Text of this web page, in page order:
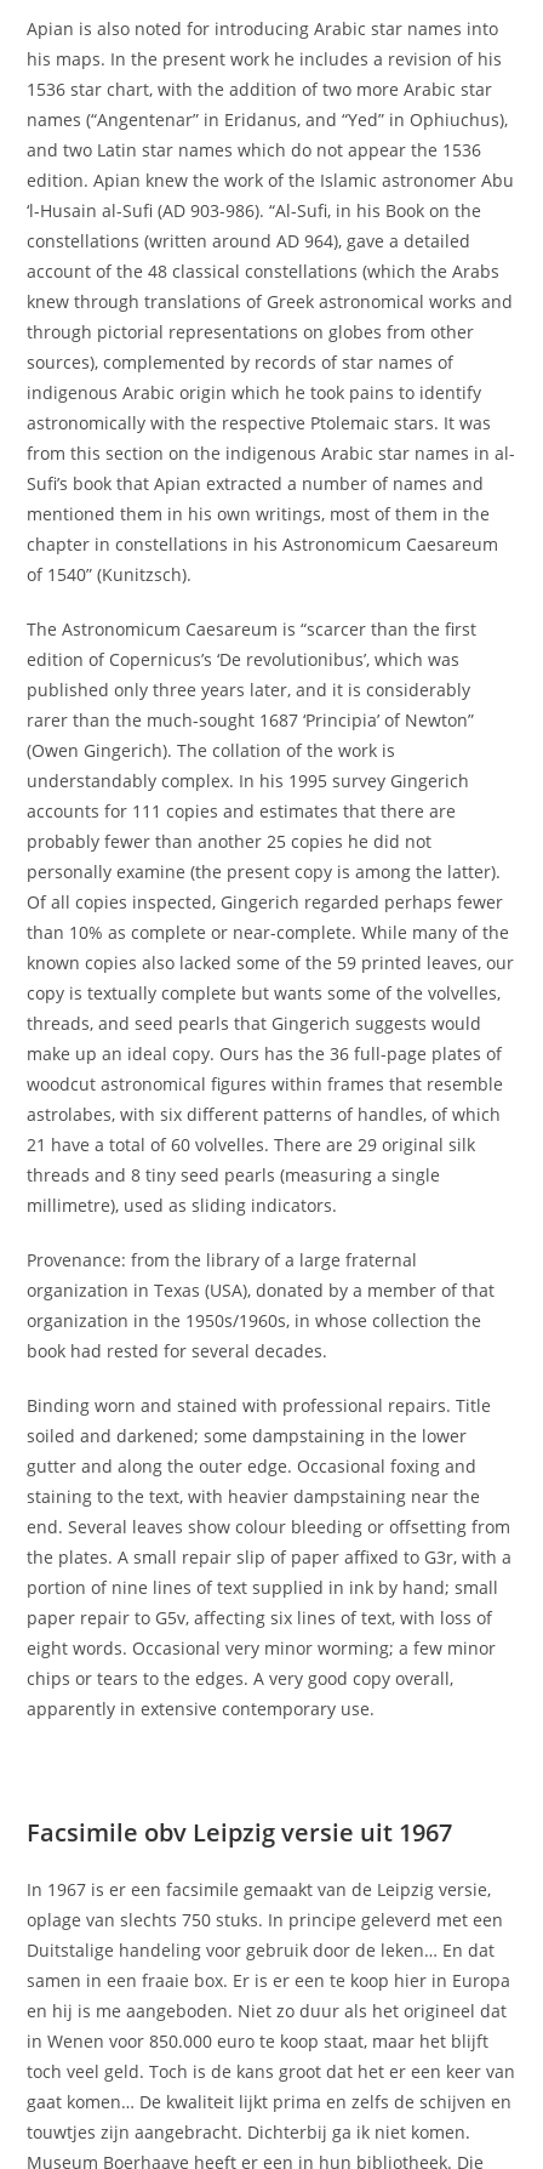
Apian is also noted for introducing Arabic star names into
his maps. In the present work he includes a revision of his
1536 star chart, with the addition of two more Arabic star
names (“Angentenar” in Eridanus, and “Yed” in Ophiuchus),
and two Latin star names which do not appear the 1536
edition. Apian knew the work of the Islamic astronomer Abu
‘l-Husain al-Sufi (AD 903-986). “Al-Sufi, in his Book on the
constellations (written around AD 964), gave a detailed
account of the 48 classical constellations (which the Arabs
knew through translations of Greek astronomical works and
through pictorial representations on globes from other
sources), complemented by records of star names of
indigenous Arabic origin which he took pains to identify
astronomically with the respective Ptolemaic stars. It was
from this section on the indigenous Arabic star names in al-
Sufi’s book that Apian extracted a number of names and
mentioned them in his own writings, most of them in the
chapter in constellations in his Astronomicum Caesareum
of 1540” (Kunitzsch).
The Astronomicum Caesareum is “scarcer than the first
edition of Copernicus’s ‘De revolutionibus’, which was
published only three years later, and it is considerably
rarer than the much-sought 1687 ‘Principia’ of Newton”
(Owen Gingerich). The collation of the work is
understandably complex. In his 1995 survey Gingerich
accounts for 111 copies and estimates that there are
probably fewer than another 25 copies he did not
personally examine (the present copy is among the latter).
Of all copies inspected, Gingerich regarded perhaps fewer
than 10% as complete or near-complete. While many of the
known copies also lacked some of the 59 printed leaves, our
copy is textually complete but wants some of the volvelles,
threads, and seed pearls that Gingerich suggests would
make up an ideal copy. Ours has the 36 full-page plates of
woodcut astronomical figures within frames that resemble
astrolabes, with six different patterns of handles, of which
21 have a total of 60 volvelles. There are 29 original silk
threads and 8 tiny seed pearls (measuring a single
millimetre), used as sliding indicators.
Provenance: from the library of a large fraternal
organization in Texas (USA), donated by a member of that
organization in the 1950s/1960s, in whose collection the
book had rested for several decades.
Binding worn and stained with professional repairs. Title
soiled and darkened; some dampstaining in the lower
gutter and along the outer edge. Occasional foxing and
staining to the text, with heavier dampstaining near the
end. Several leaves show colour bleeding or offsetting from
the plates. A small repair slip of paper affixed to G3r, with a
portion of nine lines of text supplied in ink by hand; small
paper repair to G5v, affecting six lines of text, with loss of
eight words. Occasional very minor worming; a few minor
chips or tears to the edges. A very good copy overall,
apparently in extensive contemporary use.
Facsimile obv Leipzig versie uit 1967
In 1967 is er een facsimile gemaakt van de Leipzig versie,
oplage van slechts 750 stuks. In principe geleverd met een
Duitstalige handeling voor gebruik door de leken… En dat
samen in een fraaie box. Er is er een te koop hier in Europa
en hij is me aangeboden. Niet zo duur als het origineel dat
in Wenen voor 850.000 euro te koop staat, maar het blijft
toch veel geld. Toch is de kans groot dat het er een keer van
gaat komen… De kwaliteit lijkt prima en zelfs de schijven en
touwtjes zijn aangebracht. Dichterbij ga ik niet komen.
Museum Boerhaave heeft er een in hun bibliotheek. Die